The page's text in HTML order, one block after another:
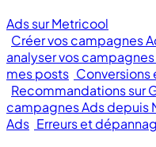
Ads sur Metricool
Créer vos campagnes
analyser vos
mes posts Conversions
Recommandations sur
campagnes Ads depuis
Ads Erreurs et